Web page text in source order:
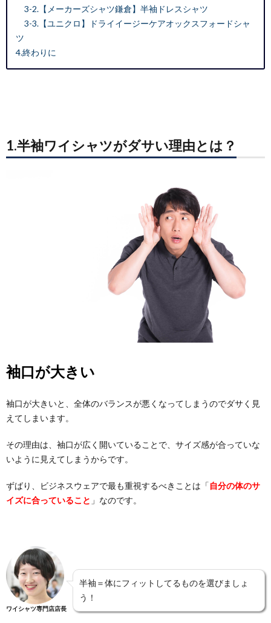
3-2.【メーカーズシャツ鎌倉】半袖ドレスシャツ
3-3.【ユニクロ】
ドライイージーケアオックスフォードシャ
ツ
4.終わりに
1.半袖ワイシャツがダサい理由とは？
袖口が大きい
袖口が大きいと、全体のバランスが悪くなってしまうのでダサく見
えてしまいます。
その理由は、袖口が広く開いていることで、サイズ感が合っていな
いように見えてしまうからです。
ずばり、ビジネスウェアで最も重視するべきことは「自分の体のサ
イズに合っていること 」なのです。
ワイシャツ専門店店長
半袖＝体にフィットしてるものを選びましょ
う！